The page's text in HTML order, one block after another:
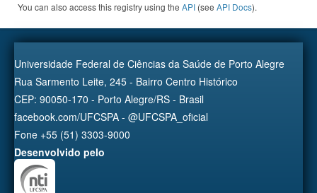
You can also access this registry using the API (see API Docs).
Universidade Federal de Ciências da Saúde de Porto Alegre
Rua Sarmento Leite, 245 - Bairro Centro Histórico
CEP: 90050-170 - Porto Alegre/RS - Brasil
facebook.com/UFCSPA - @UFCSPA_oficial
Fone +55 (51) 3303-9000
Desenvolvido pelo